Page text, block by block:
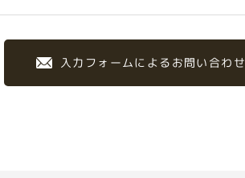
入力フォームによるお問い合わせ